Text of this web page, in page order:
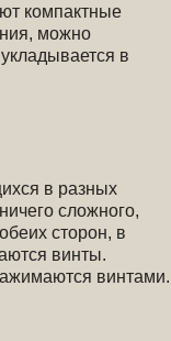
компактные
можно
укладывается в
в разных
сложного,
сторон, в
винты.
винтами.